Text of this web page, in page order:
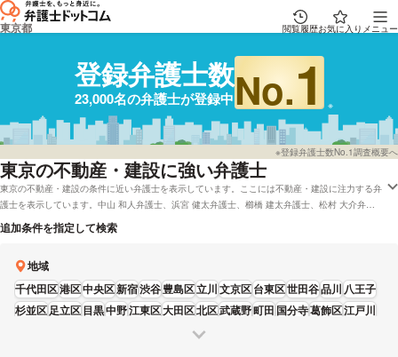
東京都 閲覧履歴お気に入り メニュー
登録弁護士数
23,000名の弁護士が登録中No.1
※登録弁護士数No.1調査概要へ
東京の不動産・建設に強い弁護士
東京の不動産・建設の条件に近い弁護士を表示しています。ここには不動産・建設に注力する弁
護士を表示しています。中山 和人弁護士、浜宮 健太弁護士、櫛橋 建太弁護士、松村 大介弁護
士、新居 裕登弁護士などの電話・メールの問合せ情報から、口コミや評判・土日祝日の休日法
律相談や無料相談の可否など、充実した専門情報で心強い弁護士をお探しください。
追加条件を指定して検索
地域
千代田区港区中央区新宿渋谷豊島区立川文京区台東区世田谷品川 八王子
杉並区足立区目黒中野江東区大田区北区武蔵野町田 国分寺葛飾区江戸川
多摩板橋